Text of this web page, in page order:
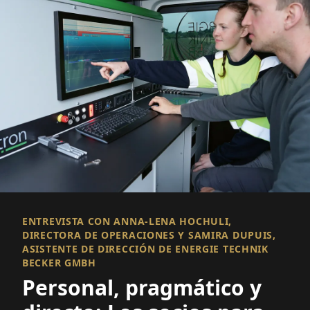
ENTREVISTA CON ANNA-LENA HOCHULI,
DIRECTORA DE OPERACIONES Y SAMIRA DUPUIS,
ASISTENTE DE DIRECCIÓN DE ENERGIE TECHNIK
BECKER GMBH
Personal, pragmático y